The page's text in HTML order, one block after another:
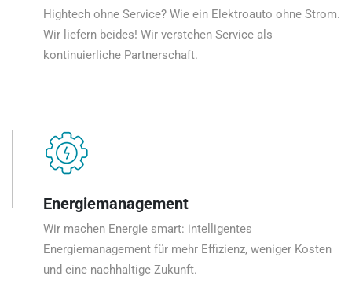
Hightech ohne Service? Wie ein Elektroauto ohne Strom.
Wir liefern beides! Wir verstehen Service als
kontinuierliche Partnerschaft.
Energiemanagement
Wir machen Energie smart: intelligentes
Energiemanagement für mehr Effizienz, weniger Kosten
und eine nachhaltige Zukunft.